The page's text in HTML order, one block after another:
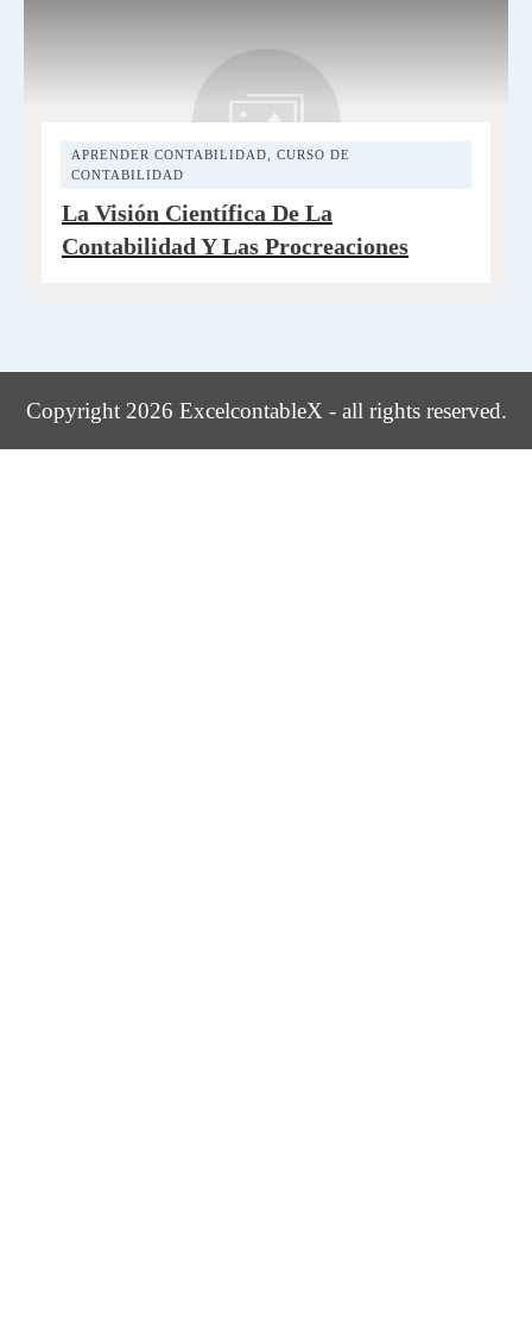
APRENDER CONTABILIDAD
CURSO DE
CONTABILIDAD
La Visión Científica De La
Contabilidad Y Las Procreaciones
Copyright 2026 ExcelcontableX - all rights reserved.